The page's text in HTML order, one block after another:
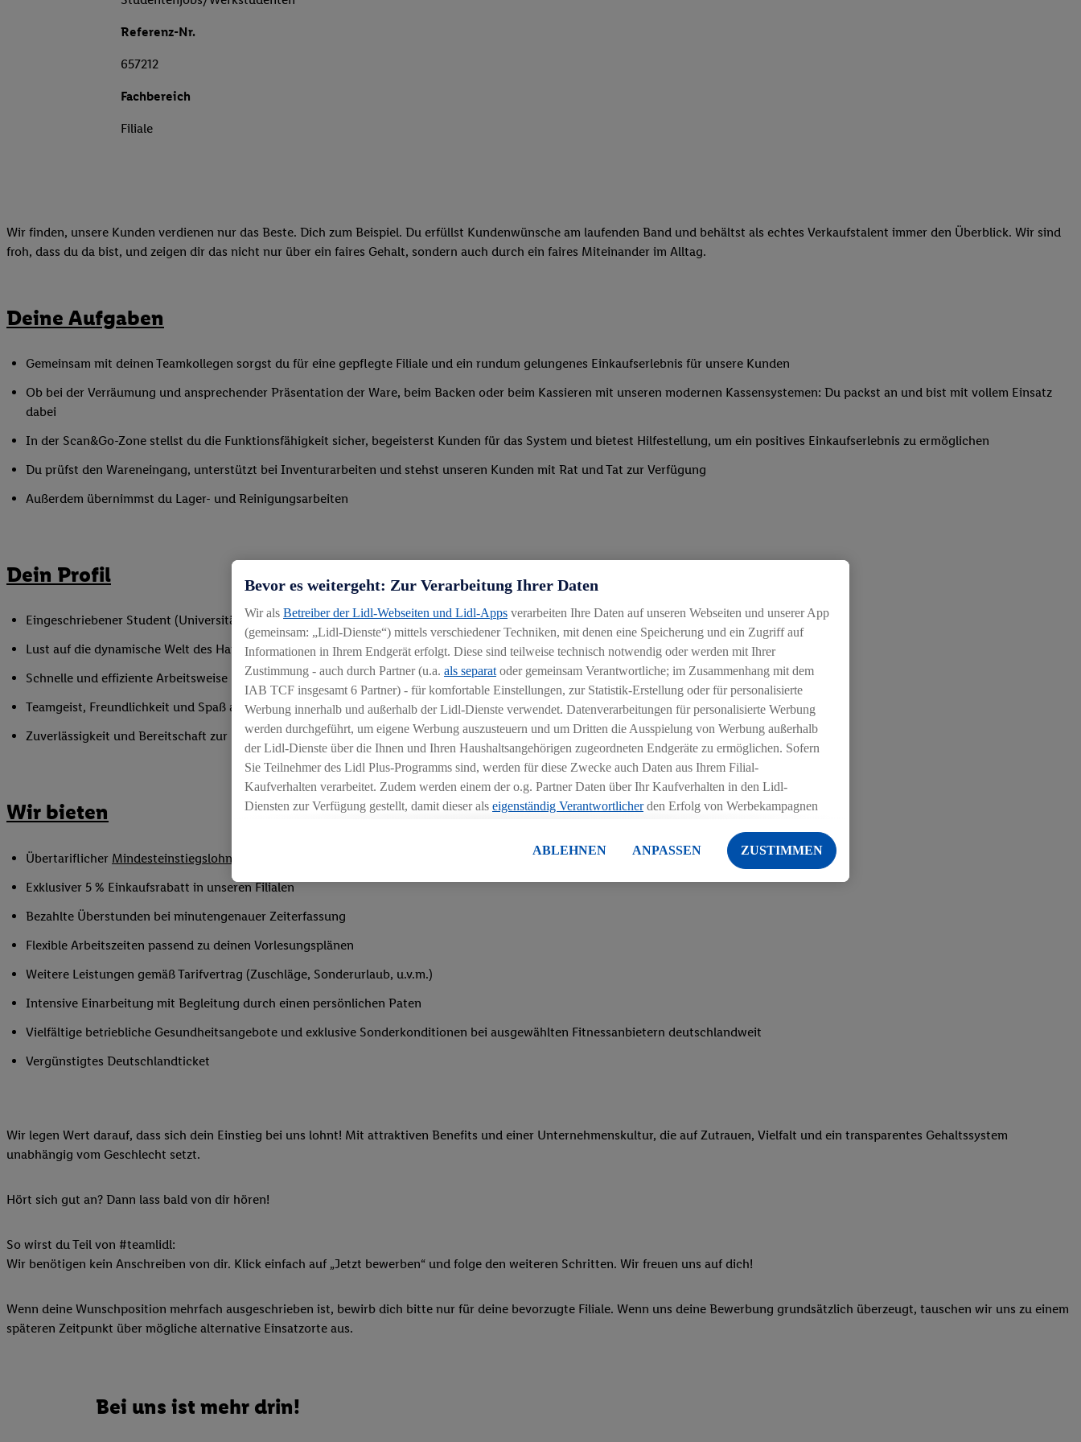
Referenz-Nr.
657212
Fachbereich
Filiale
Wir finden, unsere Kunden verdienen nur das Beste. Dich zum Beispiel. Du erfüllst Kundenwünsche am laufenden Band und behältst als echtes Verkaufstalent immer den Überblick. Wir sind
froh, dass du da bist, und zeigen dir das nicht nur über ein faires Gehalt, sondern auch durch ein faires Miteinander im Alltag.
Deine Aufgaben
Gemeinsam mit deinen Teamkollegen sorgst du für eine gepflegte Filiale und ein rundum gelungenes Einkaufserlebnis für unsere Kunden
Ob bei der Verräumung und ansprechender Präsentation der Ware, beim Backen oder beim Kassieren mit unseren modernen Kassensystemen: Du packst an und bist mit vollem Einsatz
dabei
In der Scan&Go-Zone stellst du die Funktionsfähigkeit sicher, begeisterst Kunden für das System und bietest Hilfestellung, um ein positives Einkaufserlebnis zu ermöglichen
Du prüfst den Wareneingang, unterstützt bei Inventurarbeiten und stehst unseren Kunden mit Rat und Tat zur Verfügung
Außerdem übernimmst du Lager- und Reinigungsarbeiten
Dein Profil
Eingeschriebener Student (Universität oder Hochschule)
Lust auf die dynamische Welt des Handels
Schnelle und effiziente Arbeitsweise
Teamgeist, Freundlichkeit und Spaß am Umgang mit Menschen
Zuverlässigkeit und Bereitschaft zur Unterstützung in flexiblen Schichtmodellen in Absprache mit der Führungskraft
Wir bieten
Übertariflicher Mindesteinstiegslohn
Exklusiver 5 % Einkaufsrabatt in unseren Filialen
Bezahlte Überstunden bei minutengenauer Zeiterfassung
Flexible Arbeitszeiten passend zu deinen Vorlesungsplänen
Weitere Leistungen gemäß Tarifvertrag (Zuschläge, Sonderurlaub, u.v.m.)
Intensive Einarbeitung mit Begleitung durch einen persönlichen Paten
Vielfältige betriebliche Gesundheitsangebote und exklusive Sonderkonditionen bei ausgewählten Fitnessanbietern deutschlandweit
Vergünstigtes Deutschlandticket
Wir legen Wert darauf, dass sich dein Einstieg bei uns lohnt! Mit attraktiven Benefits und einer Unternehmenskultur, die auf Zutrauen, Vielfalt und ein transparentes Gehaltssystem
unabhängig vom Geschlecht setzt.
Hört sich gut an? Dann lass bald von dir hören!
So wirst du Teil von #teamlidl:
Wir benötigen kein Anschreiben von dir. Klick einfach auf „Jetzt bewerben“ und folge den weiteren Schritten. Wir freuen uns auf dich!
Wenn deine Wunschposition mehrfach ausgeschrieben ist, bewirb dich bitte nur für deine bevorzugte Filiale. Wenn uns deine Bewerbung grundsätzlich überzeugt, tauschen wir uns zu einem
späteren Zeitpunkt über mögliche alternative Einsatzorte aus.
Bei uns ist mehr drin!
Bevor es weitergeht: Zur Verarbeitung Ihrer Daten
Wir als Betreiber der Lidl-Webseiten und Lidl-Apps verarbeiten Ihre Daten auf unseren Webseiten und unserer App
(gemeinsam: „Lidl-Dienste“) mittels verschiedener Techniken, mit denen eine Speicherung und ein Zugriff auf
Informationen in Ihrem Endgerät erfolgt. Diese sind teilweise technisch notwendig oder werden mit Ihrer
Zustimmung - auch durch Partner (u.a. als separat oder gemeinsam Verantwortliche; im Zusammenhang mit dem
IAB TCF insgesamt 6 Partner) - für komfortable Einstellungen, zur Statistik-Erstellung oder für personalisierte
Werbung innerhalb und außerhalb der Lidl-Dienste verwendet. Datenverarbeitungen für personalisierte Werbung
werden durchgeführt, um eigene Werbung auszusteuern und um Dritten die Ausspielung von Werbung außerhalb
der Lidl-Dienste über die Ihnen und Ihren Haushaltsangehörigen zugeordneten Endgeräte zu ermöglichen. Sofern
Sie Teilnehmer des Lidl Plus-Programms sind, werden für diese Zwecke auch Daten aus Ihrem Filial-
Kaufverhalten verarbeitet. Zudem werden einem der o.g. Partner Daten über Ihr Kaufverhalten in den Lidl-
Diensten zur Verfügung gestellt, damit dieser als eigenständig Verantwortlicherden Erfolg von Werbekampagnen
Die Erstellung personalisierter Werbung basiert auf der Generierung von auch mit Daten von anderen Diensten
angereicherten Profilen. Dies umfasst die Zusammenführung von Daten (z.B. über Ihre Nutzung der Lidl-Dienste,
Ihr Kaufverhalten in den Lidl-Diensten, Informationen aus Ihrem Kundenkonto - z.B. Alter oder Geschlecht -
Speichern von und/ oder dem Zugriff auf Informationen auf Ihren Endgeräten zur Erstellung von Zielgruppen
(sogenannten Segmenten). Im Zusammenhang mit dem Ausspielen dieser Werbung erfolgen Verarbeitungen auch
zur technischen Sicherung und Optimierung dieser Werbeausspielungen.
Sofern Sie hier Ihre Zustimmung dazu erteilen und danach ein Lidl Plus-Konto erstellen bzw. sich in Ihr
in gemeinsamer Verantwortlichkeit mit einem der oben genannten Partner verwendet werden, um daraus eine
Zudem erlauben Sie uns, der Utiq SA/NV („Utiq“) und IhremTelekommunikationsnetzbetreiber, die Utiq-
Adresse und einer Kundenkonto-Referenz, wie z.B. Ihrer Mobilfunknummer, eine Kennung für Utiq erstellt. Wir
können Ihre Einwilligung speziell zur Nutzung der Utiq-Technologie - zusätzlich zur weiter unten erläuterten
(„consenthub“)oder über „Anpassen“/„Nutzung der Telekommunikations-basierten Utiq-Technologie für digitales
Marketing“ am unteren Ende dieser Einwilligung (nur für die Lidl-Dienste) widerrufen. Weitere Informationen
sämtlicher genannten Partner zu. Weitere Informationen, auch zur Speicherdauer der Daten und zu Ihrem Recht,
ABLEHNEN ANPASSEN ZUSTIMMEN